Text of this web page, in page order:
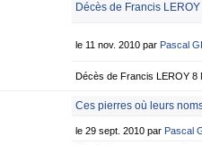
Décès de Francis
le 11 nov. 2010 par Pascal
Décès de Francis LEROY 8
Ces pierres où leurs
le 29 sept. 2010 par Pascal